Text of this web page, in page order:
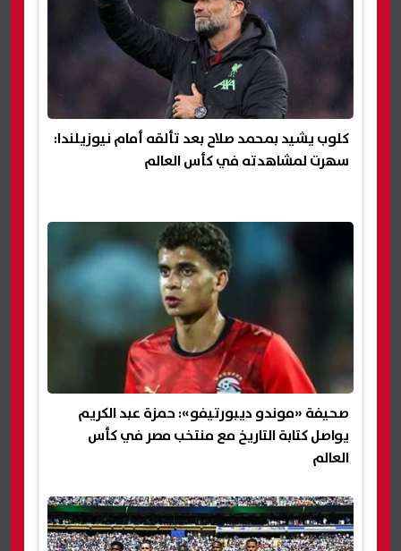
كلوب يشيد بمحمد صلاح بعد تألقه أمام نيوزيلندا:
سهرت لمشاهدته في كأس العالم
صحيفة «موندو ديبورتيفو»: حمزة عبد الكريم
يواصل كتابة التاريخ مع منتخب مصر في كأس
العالم